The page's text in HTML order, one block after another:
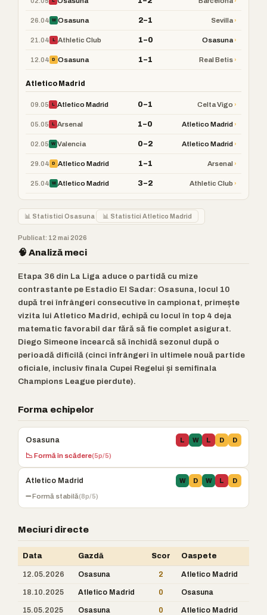
26.04 W Osasuna 2–1 Sevilla›
21.04 L Athletic Club 1–0 Osasuna›
12.04 D Osasuna 1–1 Real Betis›
Atletico Madrid
09.05 L Atletico Madrid 0–1 Celta Vigo ›
05.05 L Arsenal 1–0 Atletico Madrid›
02.05 W Valencia 0–2 Atletico Madrid›
29.04 D Atletico Madrid 1–1 Arsenal›
25.04 W Atletico Madrid 3–2 Athletic Club ›
📊 Statistici Osasuna 📊 Statistici Atletico Madrid
Publicat: 12 mai 2026
🧠 Analiză meci
Etapa 36 din La Liga aduce o partidă cu mize
contrastante pe Estadio El Sadar: Osasuna, locul 10
după trei înfrângeri consecutive în campionat, primește
vizita lui Atletico Madrid, echipă cu locul în top 4 deja
matematic favorabil dar fără să fie complet asigurat.
Diego Simeone încearcă să închidă sezonul după o
perioadă dificilă (cinci înfrângeri în ultimele nouă partide
oficiale, inclusiv finala Cupei Regelui și semifinala
Champions League pierdute).
Forma echipelor
Osasuna L W L D D
📉 Formă în scădere(5p/5)
Atletico Madrid W D W L D
➖ Formă stabilă(8p/5)
Meciuri directe
Data Gazdă Scor Oaspete
12.05.2026 Osasuna 2 Atletico Madrid
18.10.2025 Atletico Madrid 0 Osasuna
15.05.2025 Osasuna 0 Atletico Madrid